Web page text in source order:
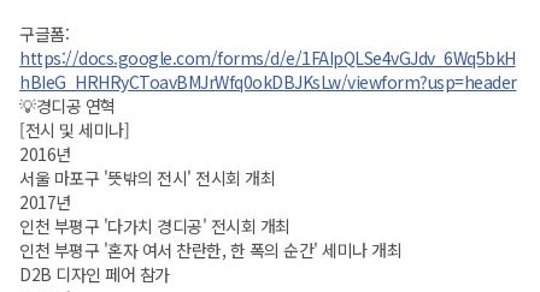
구글폼:
https://docs.google.com/forms/d/e/1FAIpQLSe4vGJdv_6Wq5bkH
hBIeG_HRHRyCToavBMJrWfq0okDBJKsLw/viewform?usp=header
💡경디공 연혁
[전시 및 세미나]
2016년
서울 마포구 '뜻밖의 전시' 전시회 개최
2017년
인천 부평구 '다가치 경디공' 전시회 개최
인천 부평구 '혼자 여서 찬란한, 한 폭의 순간' 세미나 개최
D2B 디자인 페어 참가